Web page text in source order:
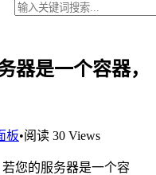
器是一个容器，
板•阅读 30 Views
您的服务器是一个容